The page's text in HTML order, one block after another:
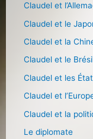
Claudel et
Claudel et le
Claudel et la
Claudel et le
Claudel et les
Claudel et
Claudel et la
Le diplomate